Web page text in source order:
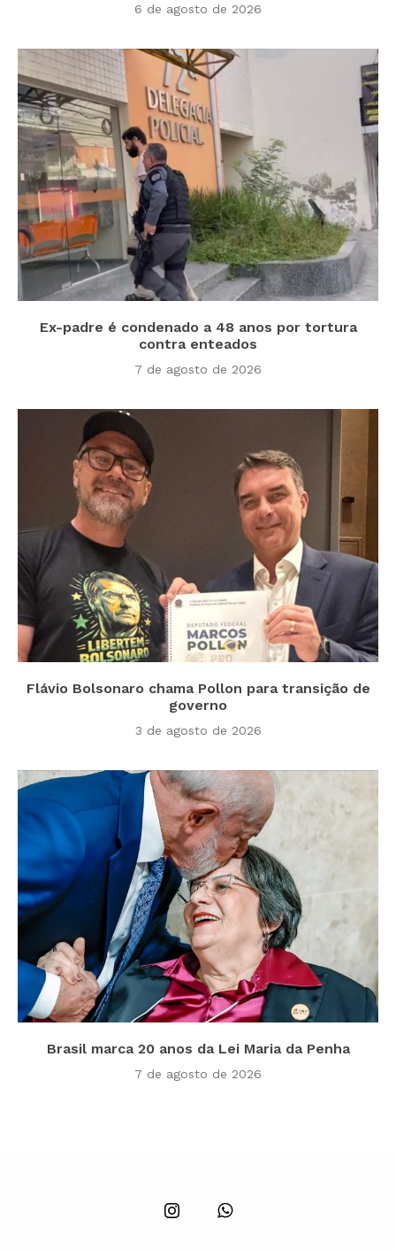
6 de agosto de 2026
Ex-padre é condenado a 48 anos por tortura
contra enteados
7 de agosto de 2026
Flávio Bolsonaro chama Pollon para transição de
governo
3 de agosto de 2026
Brasil marca 20 anos da Lei Maria da Penha
7 de agosto de 2026